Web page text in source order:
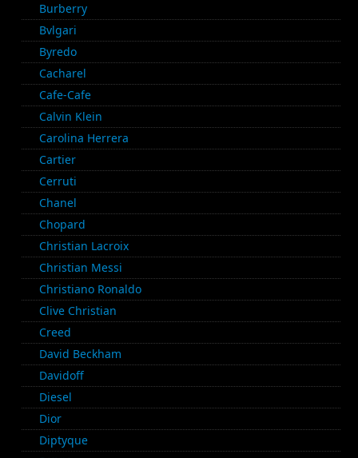
Burberry
Bvlgari
Byredo
Cacharel
Cafe-Cafe
Calvin Klein
Carolina Herrera
Cartier
Cerruti
Chanel
Chopard
Christian Lacroix
Christian Messi
Christiano Ronaldo
Clive Christian
Creed
David Beckham
Davidoff
Diesel
Dior
Diptyque